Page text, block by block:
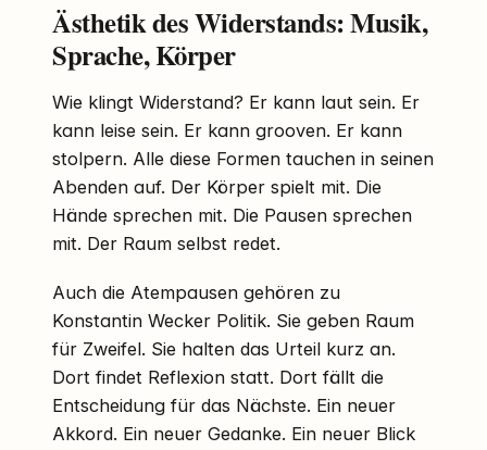
Ästhetik des Widerstands: Musik,
Sprache, Körper
Wie klingt Widerstand? Er kann laut sein. Er
kann leise sein. Er kann grooven. Er kann
stolpern. Alle diese Formen tauchen in seinen
Abenden auf. Der Körper spielt mit. Die
Hände sprechen mit. Die Pausen sprechen
mit. Der Raum selbst redet.
Auch die Atempausen gehören zu
Konstantin Wecker Politik. Sie geben Raum
für Zweifel. Sie halten das Urteil kurz an.
Dort findet Reflexion statt. Dort fällt die
Entscheidung für das Nächste. Ein neuer
Akkord. Ein neuer Gedanke. Ein neuer Blick